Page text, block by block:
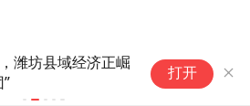
潍坊县域经济正崛
打开